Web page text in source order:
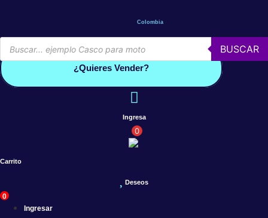
contenido
Colombia
Búsqueda
de
productos
BUSCAR
Conoce por qué debes vender con mercleta
¿Quieres Vender?
Ingresa
0
Carrito
Deseos
0
Ingresar